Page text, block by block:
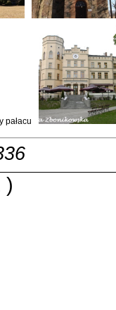
pałacu
)